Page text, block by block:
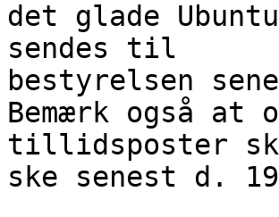
det glade
sendes til
bestyrelsen
Bemærk også
tillidsposter
ske senest d.